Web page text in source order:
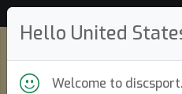
Hello United
Welcome to
go to